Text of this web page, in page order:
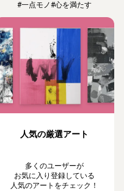
#一点モノ#心を満たす
人気の厳選アート
多くのユーザーが
お気に入り登録している
人気のアートをチェック！